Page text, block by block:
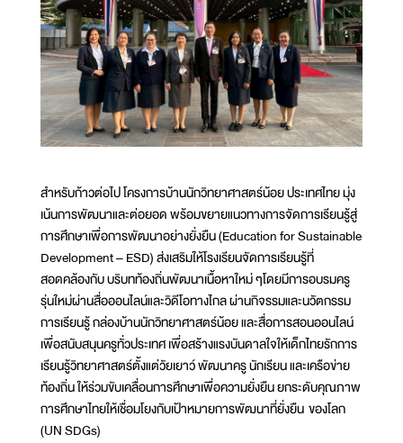
สำหรับก้าวต่อไป โครงการบ้านนักวิทยาศาสตร์น้อย ประเทศไทย มุ่ง
เน้นการพัฒนาและต่อยอด พร้อมขยายแนวทางการจัดการเรียนรู้สู่
การศึกษาเพื่อการพัฒนาอย่างยั่งยืน (Education for Sustainable
Development – ESD) ส่งเสริมให้โรงเรียนจัดการเรียนรู้ที่
สอดคล้องกับ บริบทท้องถิ่นพัฒนาเนื้อหาใหม่ ๆโดยมีการอบรมครู
รุ่นใหม่ผ่านสื่อออนไลน์และวิดีโอทางไกล ผ่านกิจรรมและนวัตกรรม
การเรียนรู้ กล่องบ้านนักวิทยาศาสตร์น้อย และสื่อการสอนออนไลน์
เพื่อสนับสนุนครูทั่วประเทศ เพื่อสร้างแรงบันดาลใจให้เด็กไทยรักการ
เรียนรู้วิทยาศาสตร์ตั้งแต่วัยเยาว์ พัฒนาครู นักเรียน และเครือข่าย
ท้องถิ่น ให้ร่วมขับเคลื่อนการศึกษาเพื่อความยั่งยืน ยกระดับคุณภาพ
การศึกษาไทยให้เชื่อมโยงกับเป้าหมายการพัฒนาที่ยั่งยืน ของโลก
(UN SDGs)